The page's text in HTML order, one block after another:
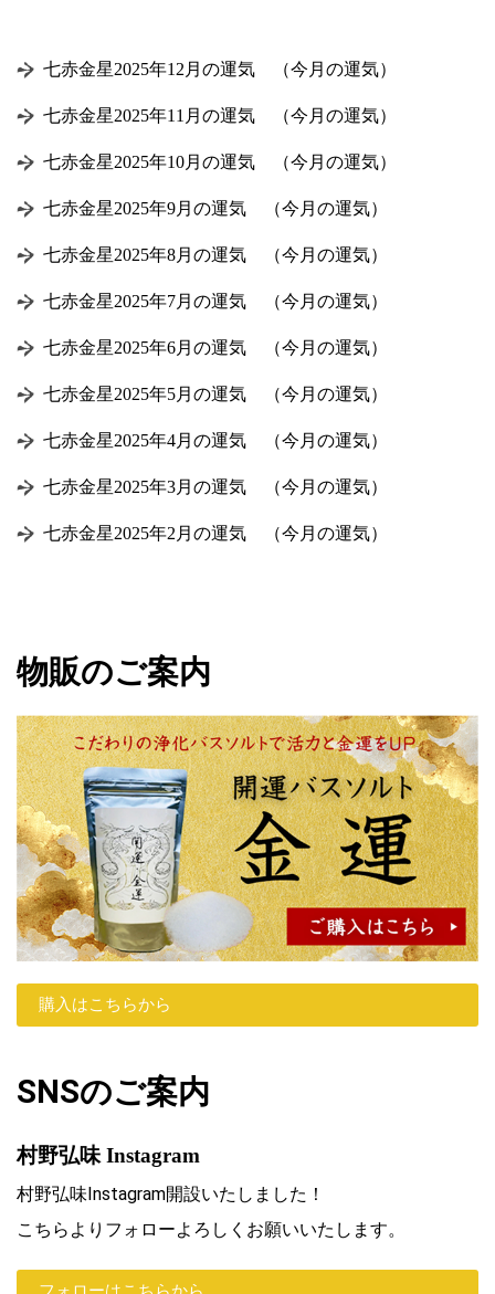
七赤金星2025年12月の運気 （今月の運気）
七赤金星2025年11月の運気 （今月の運気）
七赤金星2025年10月の運気 （今月の運気）
七赤金星2025年9月の運気 （今月の運気）
七赤金星2025年8月の運気 （今月の運気）
七赤金星2025年7月の運気 （今月の運気）
七赤金星2025年6月の運気 （今月の運気）
七赤金星2025年5月の運気 （今月の運気）
七赤金星2025年4月の運気 （今月の運気）
七赤金星2025年3月の運気 （今月の運気）
七赤金星2025年2月の運気 （今月の運気）
物販のご案内
購入はこちらから
SNSのご案内
村野弘味 Instagram
村野弘味Instagram開設いたしました！
こちらよりフォローよろしくお願いいたします。